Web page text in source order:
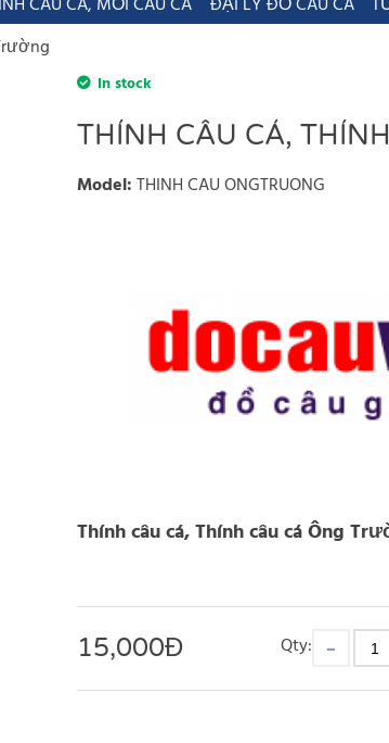
CÂU CÁ, MỒI CÂU CÁ ĐẠI LÝ ĐỒ CÂU CÁ
In stock
THÍNH CÂU CÁ,
Model:THINH CAU ONGTRUONG
Thính câu cá, Thính câu cá Ông
15,000Đ Qty: